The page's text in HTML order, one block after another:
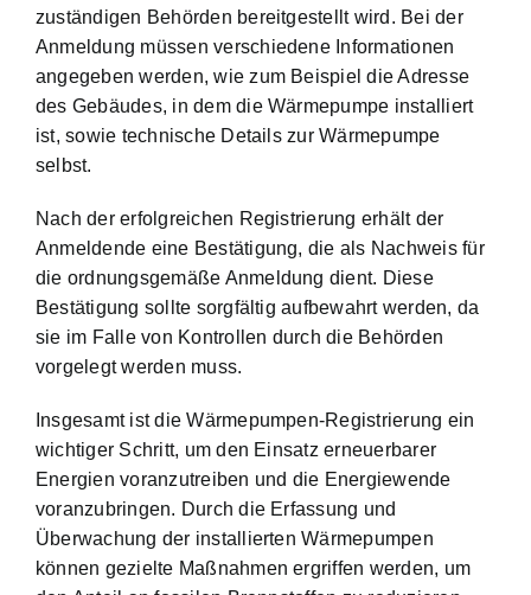
zuständigen Behörden bereitgestellt wird. Bei der
Anmeldung müssen verschiedene Informationen
angegeben werden, wie zum Beispiel die Adresse
des Gebäudes, in dem die Wärmepumpe installiert
ist, sowie technische Details zur Wärmepumpe
selbst.
Nach der erfolgreichen Registrierung erhält der
Anmeldende eine Bestätigung, die als Nachweis für
die ordnungsgemäße Anmeldung dient. Diese
Bestätigung sollte sorgfältig aufbewahrt werden, da
sie im Falle von Kontrollen durch die Behörden
vorgelegt werden muss.
Insgesamt ist die Wärmepumpen-Registrierung ein
wichtiger Schritt, um den Einsatz erneuerbarer
Energien voranzutreiben und die Energiewende
voranzubringen. Durch die Erfassung und
Überwachung der installierten Wärmepumpen
können gezielte Maßnahmen ergriffen werden, um